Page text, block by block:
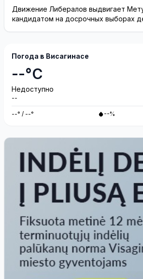
Висагинское отделение
Движение Либералов выдвигает
кандидатом на досрочных выборах
Погода в Висагинасе
--°C
Недоступно
--
--° / --° --%